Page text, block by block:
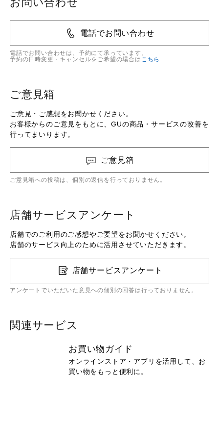
電話でお問い合わせ
電話でお問い合わせは、予約にて承っています。
予約の日時変更・キャンセルをご希望の場合は こちら
ご意見箱
ご意見・ご感想をお聞かせください。
お客様からのご意見をもとに、GUの商品・サービスの改善を
行ってまいります。
ご意見箱
ご意見箱への投稿は、個別の返信を行っておりません。
店舗サービスアンケート
店舗でのご利用のご感想やご要望をお聞かせください。
店舗のサービス向上のために活用させていただきます。
店舗サービスアンケート
アンケートでいただいた意見への個別の回答は行っておりません。
関連サービス
お買い物ガイド
オンラインストア・アプリを活用して、お
買い物をもっと便利に。